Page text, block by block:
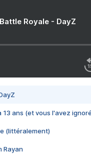
Royale - DayZ
13 ans (et vous l'avez
(littéralement)
Rayan